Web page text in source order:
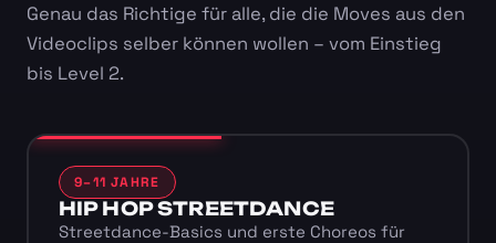
Genau das Richtige für alle, die die Moves aus den
Videoclips selber können wollen – vom Einstieg
bis Level 2.
9–11 JAHRE
HIP HOP STREETDANCE
Streetdance-Basics und erste Choreos für